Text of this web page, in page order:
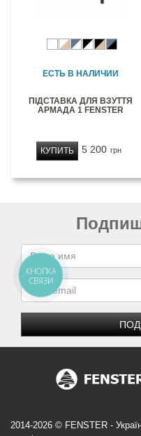
ЕСТЬ В НАЛИЧИИ
ПІДСТАВКА ДЛЯ ВЗУТТЯ
АРМАДА 1 FENSTER
5 200 грн
КУПИТЬ
2014-2026 © FENSTER -
КНОПКА
СВЯЗИ